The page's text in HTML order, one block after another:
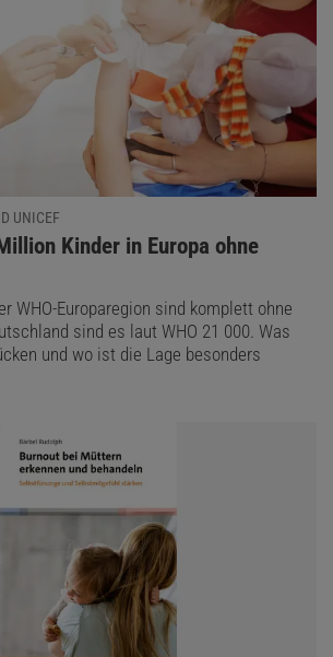
UNICEF
Kinder in Europa ohne
WHO-Europaregion sind komplett ohne
sind es laut WHO 21 000. Was
und wo ist die Lage besonders